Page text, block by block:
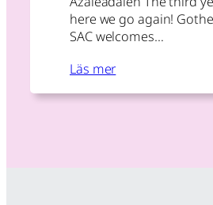
here we go again!
SAC welcomes…
Läs mer